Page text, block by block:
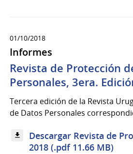
01/10/2018
Informes
Revista de Protección
Personales, 3era.
Tercera edición de la Revista
de Datos Personales
Descargar Revista de
2018 (.pdf 11.66 MB)